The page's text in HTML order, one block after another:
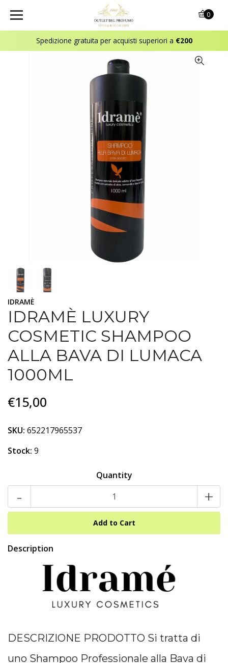
Spedizione gratuita per acquisti superiori a €200
0
IDRAMÈ
IDRAMÈ LUXURY
COSMETIC SHAMPOO
ALLA BAVA DI LUMACA
1000ML
€15,00
SKU: 652217965537
Stock: 9
Quantity
- +
Description
DESCRIZIONE PRODOTTO Si tratta di
uno Shampoo Professionale alla Bava di